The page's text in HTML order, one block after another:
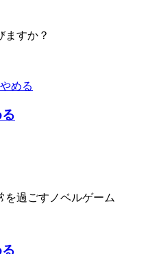
ますか？
を過ごすノベルゲーム